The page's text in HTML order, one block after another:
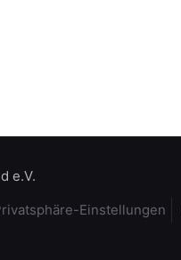
e.V.
Einstellungen